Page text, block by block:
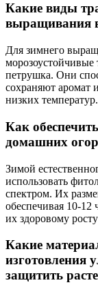
Какие виды
выращивания
Для зимнего
морозоустойчивые
петрушка. Они
сохраняют аромат
низких температур.
Как
домашних
Зимой
использовать
спектром. Их
обеспечивая 10-12
их здоровому
Какие
изготовления
защитить